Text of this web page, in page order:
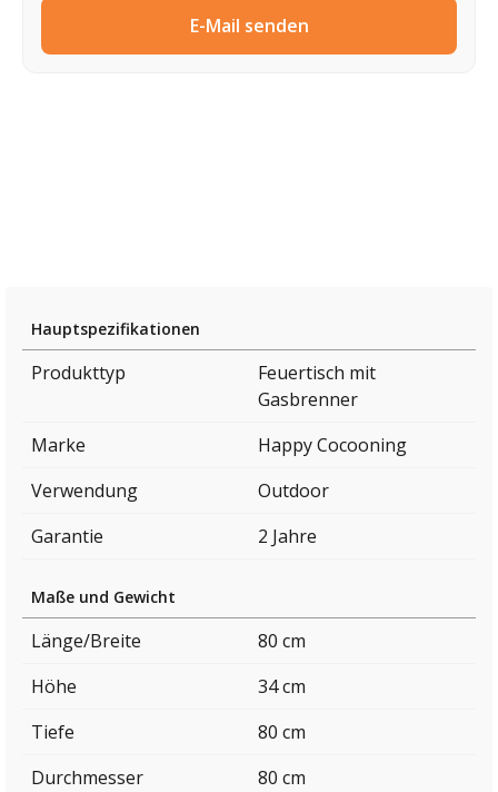
E-Mail senden
Hauptspezifikationen
Produkttyp
Feuertisch mit
Gasbrenner
Marke
Happy Cocooning
Verwendung
Outdoor
Garantie
2 Jahre
Maße und Gewicht
Länge/Breite
80 cm
Höhe
34 cm
Tiefe
80 cm
Durchmesser
80 cm